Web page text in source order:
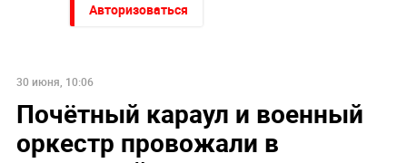
Авторизоваться
30 июня, 10:06
Почётный караул и военный
оркестр провожали в